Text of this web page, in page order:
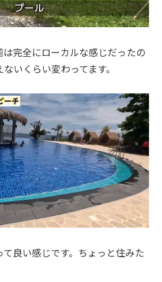
は完全にローカルな感じだったの
いくらい変わってます。
良い感じです。ちょっと住みた